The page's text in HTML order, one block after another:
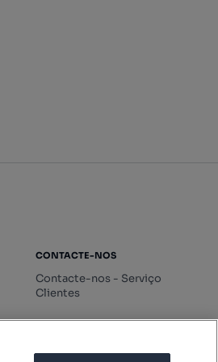
CONTACTE-NOS
Contacte-nos - Serviço
Clientes